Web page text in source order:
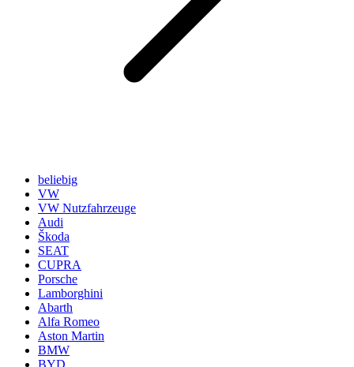
beliebig
VW
VW Nutzfahrzeuge
Audi
Škoda
SEAT
CUPRA
Porsche
Lamborghini
Abarth
Alfa Romeo
Aston Martin
BMW
BYD